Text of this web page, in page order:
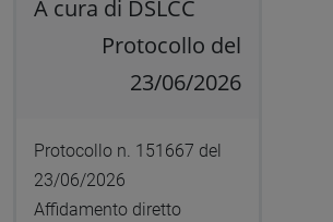
A cura di DSLCC
Protocollo del
23/06/2026
Protocollo n. 151667 del
23/06/2026
Affidamento diretto